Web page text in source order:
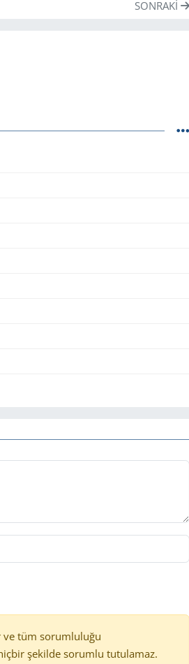
SONRAKI
tüm sorumluluğu
şekilde sorumlu tutulamaz.